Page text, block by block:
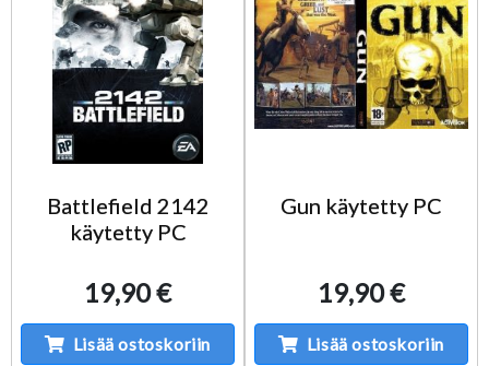
Battlefield 2142
käytetty PC
19,90 €
Lisää ostoskoriin
Gun käytetty PC
19,90 €
Lisää ostoskoriin